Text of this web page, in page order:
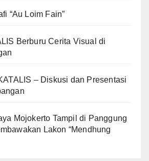
“Au Loim Fain”
Berburu Cerita Visual di
– Diskusi dan Presentasi
Mojokerto Tampil di Panggung
Lakon “Mendhung